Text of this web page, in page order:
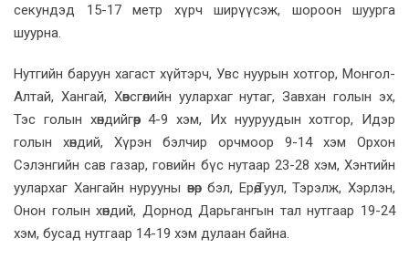
секундэд 15-17 метр хүрч ширүүсэж, шороон шуурга
шуурна.
Нутгийн баруун хагаст хүйтэрч, Увс нуурын хотгор, Монгол-
Алтай, Хангай, Хөвсгөлийн уулархаг нутаг, Завхан голын эх,
Тэс голын хөндийгөөр 4-9 хэм, Их нууруудын хотгор, Идэр
голын хөндий, Хүрэн бэлчир орчмоор 9-14 хэм Орхон
Сэлэнгийн сав газар, говийн бүс нутаар 23-28 хэм, Хэнтийн
уулархаг Хангайн нурууны өвөр бэл, Ерөө,Туул, Тэрэлж, Хэрлэн,
Онон голын хөндий, Дорнод Дарьгангын тал нутгаар 19-24
хэм, бусад нутгаар 14-19 хэм дулаан байна.